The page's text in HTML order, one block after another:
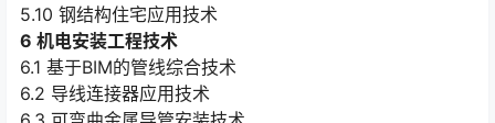
5.10 钢结构住宅应用技术
6 机电安装工程技术
6.1 基于BIM的管线综合技术
6.2 导线连接器应用技术